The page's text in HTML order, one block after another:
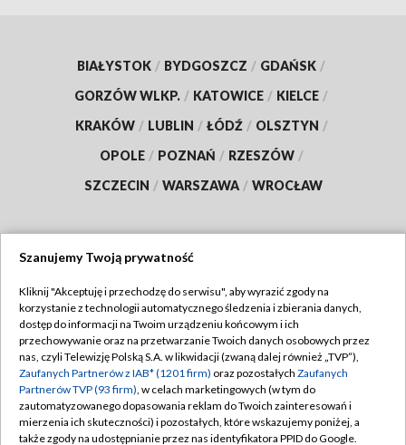
BIAŁYSTOK / BYDGOSZCZ / GDAŃSK /
GORZÓW WLKP. / KATOWICE / KIELCE /
KRAKÓW / LUBLIN / ŁÓDŹ / OLSZTYN /
OPOLE / POZNAŃ / RZESZÓW /
SZCZECIN / WARSZAWA / WROCŁAW
TVP
Abonament TVP
Emisja w TVP
Centrum informacji TVP
Naziemna Telewizja Cyfrowa
Regulamin TVP
Polityka prywatności
Moje zgody
Pomoc
Szanujemy Twoją prywatność
Kliknij "Akceptuję i przechodzę do serwisu", aby wyrazić zgody na
korzystanie z technologii automatycznego śledzenia i zbierania danych,
dostęp do informacji na Twoim urządzeniu końcowym i ich
przechowywanie oraz na przetwarzanie Twoich danych osobowych przez
nas, czyli Telewizję Polską S.A. w likwidacji (zwaną dalej również „TVP”),
Zaufanych Partnerów z IAB* (1201 firm) oraz pozostałych Zaufanych
Partnerów TVP (93 firm), w celach marketingowych (w tym do
zautomatyzowanego dopasowania reklam do Twoich zainteresowań i
mierzenia ich skuteczności) i pozostałych, które wskazujemy poniżej, a
także zgody na udostępnianie przez nas identyfikatora PPID do Google.